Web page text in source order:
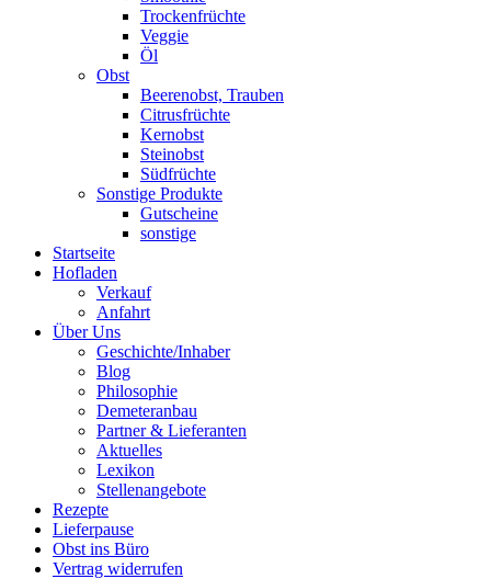
Trockenfrüchte
Veggie
Öl
Obst
Beerenobst, Trauben
Citrusfrüchte
Kernobst
Steinobst
Südfrüchte
Sonstige Produkte
Gutscheine
sonstige
Startseite
Hofladen
Verkauf
Anfahrt
Über Uns
Geschichte/Inhaber
Blog
Philosophie
Demeteranbau
Partner & Lieferanten
Aktuelles
Lexikon
Stellenangebote
Rezepte
Lieferpause
Obst ins Büro
Vertrag widerrufen